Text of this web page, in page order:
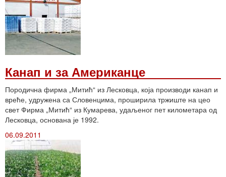
Канап и за Американце
Породична фирма „Митић“ из Лесковца, која производи канап и
вреће, удружена са Словенцима, проширила тржиште на цео
свет Фирма „Митић“ из Кумарева, удаљеног пет километара од
Лесковца, основана је 1992.
06.09.2011